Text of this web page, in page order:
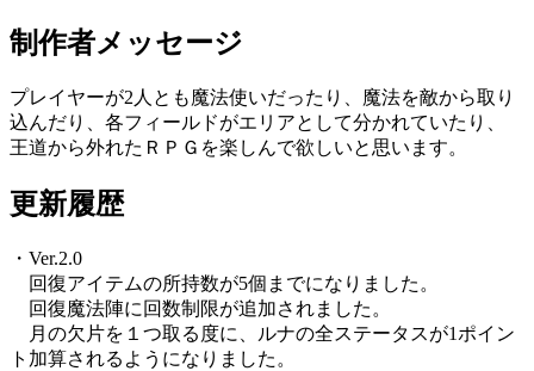
制作者メッセージ
プレイヤーが2人とも魔法使いだったり、魔法を敵から取り
込んだり、各フィールドがエリアとして分かれていたり、
王道から外れたＲＰＧを楽しんで欲しいと思います。
更新履歴
・Ver.2.0
回復アイテムの所持数が5個までになりました。
回復魔法陣に回数制限が追加されました。
月の欠片を１つ取る度に、ルナの全ステータスが1ポイン
ト加算されるようになりました。